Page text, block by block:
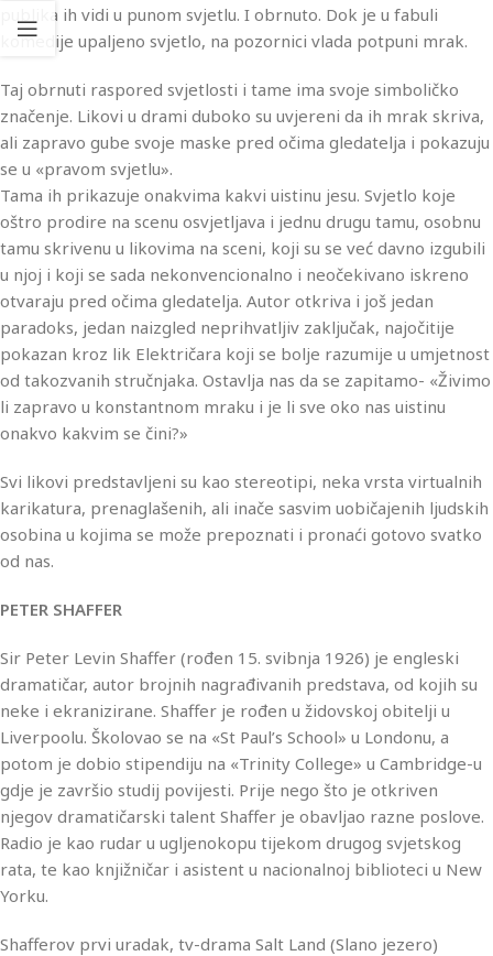
publika ih vidi u punom svjetlu. I obrnuto. Dok je u fabuli
komedije upaljeno svjetlo, na pozornici vlada potpuni mrak.
Taj obrnuti raspored svjetlosti i tame ima svoje simboličko
značenje. Likovi u drami duboko su uvjereni da ih mrak skriva,
ali zapravo gube svoje maske pred očima gledatelja i pokazuju
se u «pravom svjetlu».
Tama ih prikazuje onakvima kakvi uistinu jesu. Svjetlo koje
oštro prodire na scenu osvjetljava i jednu drugu tamu, osobnu
tamu skrivenu u likovima na sceni, koji su se već davno izgubili
u njoj i koji se sada nekonvencionalno i neočekivano iskreno
otvaraju pred očima gledatelja. Autor otkriva i još jedan
paradoks, jedan naizgled neprihvatljiv zaključak, najočitije
pokazan kroz lik Električara koji se bolje razumije u umjetnost
od takozvanih stručnjaka. Ostavlja nas da se zapitamo- «Živimo
li zapravo u konstantnom mraku i je li sve oko nas uistinu
onakvo kakvim se čini?»
Svi likovi predstavljeni su kao stereotipi, neka vrsta virtualnih
karikatura, prenaglašenih, ali inače sasvim uobičajenih ljudskih
osobina u kojima se može prepoznati i pronaći gotovo svatko
od nas.
PETER SHAFFER
Sir Peter Levin Shaffer (rođen 15. svibnja 1926) je engleski
dramatičar, autor brojnih nagrađivanih predstava, od kojih su
neke i ekranizirane. Shaffer je rođen u židovskoj obitelji u
Liverpoolu. Školovao se na «St Paul’s School» u Londonu, a
potom je dobio stipendiju na «Trinity College» u Cambridge-u
gdje je završio studij povijesti. Prije nego što je otkriven
njegov dramatičarski talent Shaffer je obavljao razne poslove.
Radio je kao rudar u ugljenokopu tijekom drugog svjetskog
rata, te kao knjižničar i asistent u nacionalnoj biblioteci u New
Yorku.
Shafferov prvi uradak, tv-drama Salt Land (Slano jezero)